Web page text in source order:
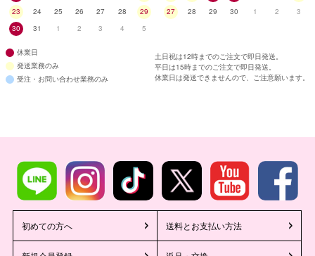
23
24 25 26 27 28
29
30
31 1 2 3 4 5
27
28 29 30 1 2 3
休業日
発送業務のみ
受注・お問い合わせ業務のみ
土日祝は12時までのご注文で即日発送。
平日は15時までのご注文で即日発送。
休業日は発送できませんので、ご注意願います。
初めての方へ 送料とお支払い方法